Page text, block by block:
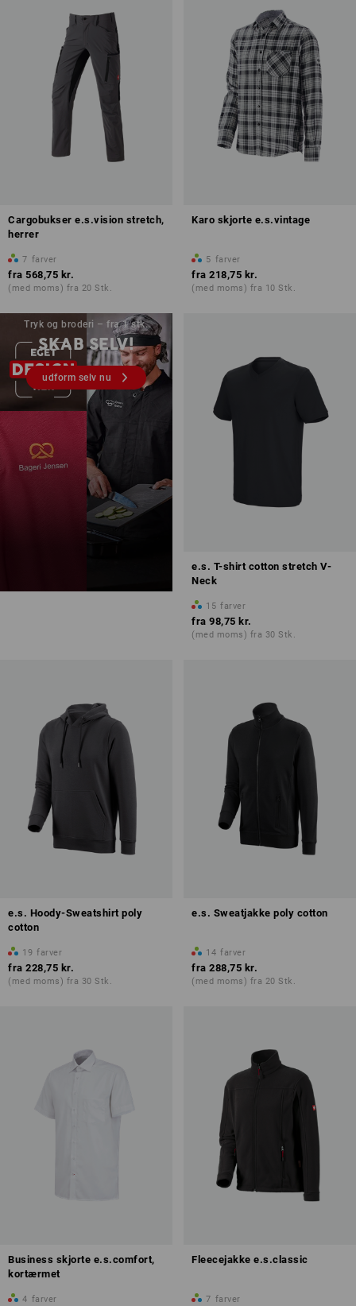
Cargobukser e.s.vision stretch,
herrer
7 farver
fra 568,75 kr.
(med moms) fra 20 Stk.
Karo skjorte e.s.vintage
5 farver
fra 218,75 kr.
(med moms) fra 10 Stk.
Tryk og broderi – fra 1 stk.
SKAB SELV!
udform selv nu
e.s. T-shirt cotton stretch V-
Neck
15 farver
fra 98,75 kr.
(med moms) fra 30 Stk.
e.s. Hoody-Sweatshirt poly
cotton
19 farver
fra 228,75 kr.
(med moms) fra 30 Stk.
e.s. Sweatjakke poly cotton
14 farver
fra 288,75 kr.
(med moms) fra 20 Stk.
Business skjorte e.s.comfort,
kortærmet
4 farver
Fleecejakke e.s.classic
7 farver